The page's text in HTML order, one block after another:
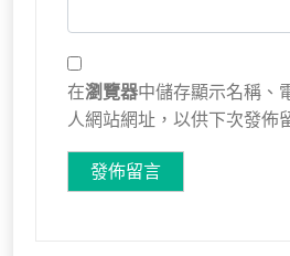
在瀏覽器中儲存顯示名稱、
人網站網址，以供下次發佈